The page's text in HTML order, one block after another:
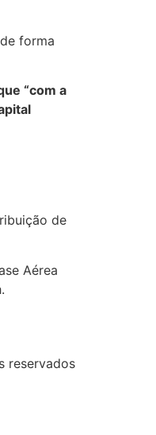
forma
“com a
de
Aérea
reservados